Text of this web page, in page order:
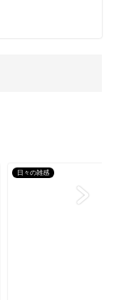
日々の雑感